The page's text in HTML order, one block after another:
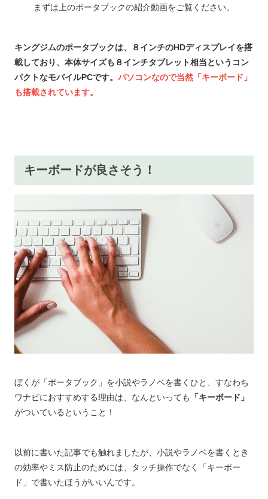
まずは上のポータブックの紹介動画をご覧ください。
キングジムのポータブックは、８インチのHDディスプレイを搭
載しており、本体サイズも８インチタブレット相当というコン
パクトなモバイルPCです。 パソコンなので当然「キーボード」
も搭載されています。
キーボードが良さそう！
ぼくが「ポータブック」を小説やラノベを書くひと、すなわち
ワナビにおすすめする理由は、なんといっても
「キーボード」
がついているということ！
以前に書いた記事でも触れましたが、小説やラノベを書くとき
の効率やミス防止のためには、タッチ操作でなく「キーボー
ド」で書いたほうがいいんです。